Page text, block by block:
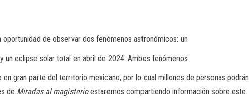
de observar dos fenómenos astronómicos: un
un eclipse solar total en abril de 2024. Ambos fenómenos
gran parte del territorio mexicano, por lo cual millones de personas podrán
de Miradas al magisterioestaremos compartiendo información sobre este